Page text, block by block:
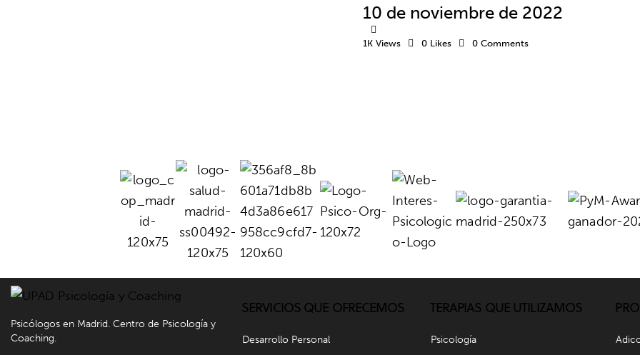
10 de noviembre de 2022
1K Views 0 Likes 0 Comments
Psicólogos en Madrid. Centro de Psicología y
Coaching.
SERVICIOS QUE OFRECEMOS
Desarrollo Personal
TERAPIAS QUE UTILIZAMOS
Psicología